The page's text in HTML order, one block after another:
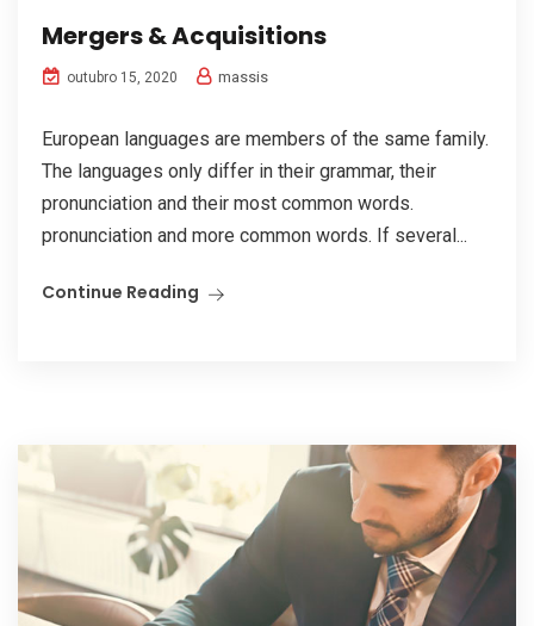
Mergers & Acquisitions
outubro 15, 2020 massis
European languages are members of the same family.
The languages only differ in their grammar, their
pronunciation and their most common words.
pronunciation and more common words. If several...
Continue Reading